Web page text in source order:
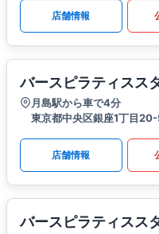
店舗情報
バースピラティスス
月島駅から車で4分
東京都中央区銀座1丁目
店舗情報
バースピラティスス